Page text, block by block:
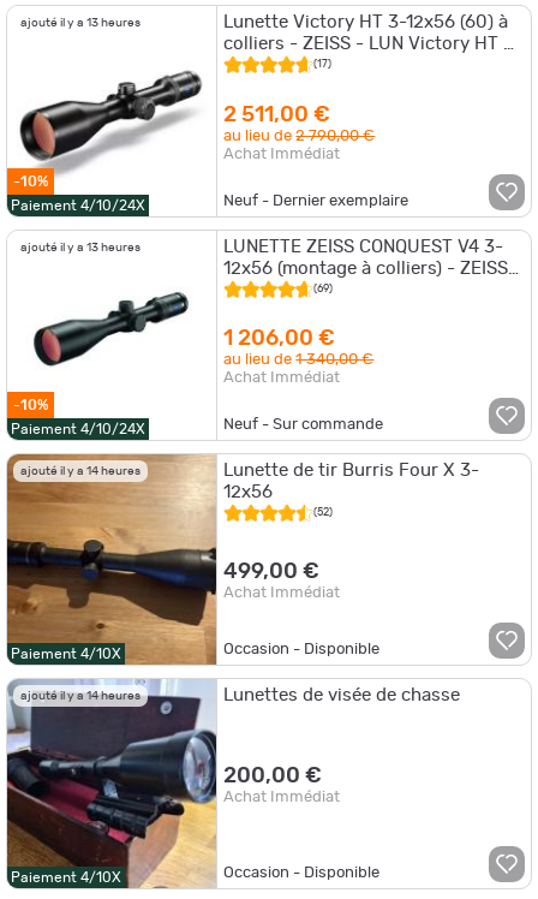
ajouté il y a 13 heures
-10%
Paiement 4/10/24X
Lunette Victory HT 3-12x56 (60) à
colliers - ZEISS - LUN Victory HT 3-
12x56 (6
(17)
2 511,00 €
au lieu de2 790,00 €
Achat Immédiat
Neuf - Dernier exemplaire
ajouté il y a 13 heures
-10%
Paiement 4/10/24X
LUNETTE ZEISS CONQUEST V4 3-
12x56 (montage à colliers) - ZEISS
CONQUEST V4 3-12x56
(69)
1 206,00 €
au lieu de1 340,00 €
Achat Immédiat
Neuf - Sur commande
ajouté il y a 14 heures
Paiement 4/10X
Lunette de tir Burris Four X 3-
12x56
(52)
499,00 €
Achat Immédiat
Occasion - Disponible
ajouté il y a 14 heures
Paiement 4/10X
Lunettes de visée de chasse
200,00 €
Achat Immédiat
Occasion - Disponible